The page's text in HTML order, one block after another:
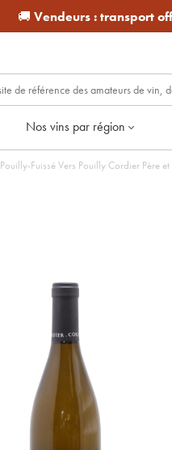
🚚 Vendeurs :transport
Nos vins par région
Pouilly-Fuissé Vers Pouilly Cordier Père